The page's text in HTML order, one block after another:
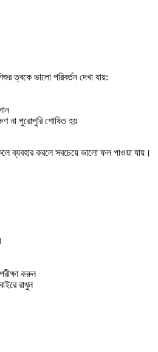
ত্বকে ভালো পরিবর্তন দেখা যায়:
না পুরোপুরি শোষিত হয়
ব্যবহার করলে সবচেয়ে ভালো ফল পাওয়া যায়।
করুন
রাখুন